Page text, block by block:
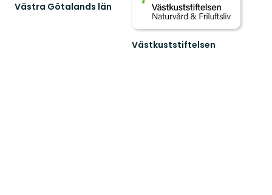
Västra Götalands län
Västkuststiftelsen